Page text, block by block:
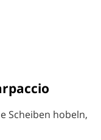
Scheiben hobeln,